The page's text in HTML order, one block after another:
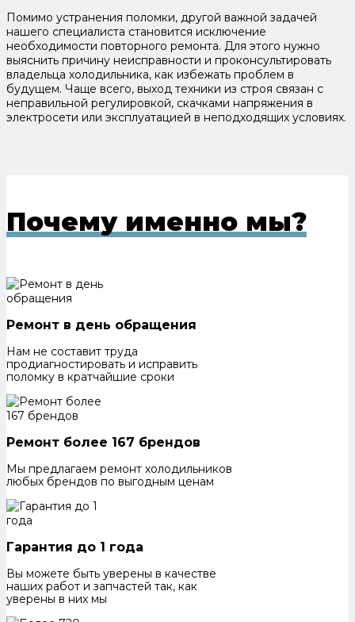
Помимо устранения поломки, другой важной задачей
нашего специалиста становится исключение
необходимости повторного ремонта. Для этого нужно
выяснить причину неисправности и проконсультировать
владельца холодильника, как избежать проблем в
будущем. Чаще всего, выход техники из строя связан с
неправильной регулировкой, скачками напряжения в
электросети или эксплуатацией в неподходящих условиях.
Почему именно мы?
Ремонт в день обращения
Нам не составит труда
продиагностировать и исправить
поломку в кратчайшие сроки
Ремонт более 167 брендов
Мы предлагаем ремонт холодильников
любых брендов по выгодным ценам
Гарантия до 1 года
Вы можете быть уверены в качестве
наших работ и запчастей так, как
уверены в них мы